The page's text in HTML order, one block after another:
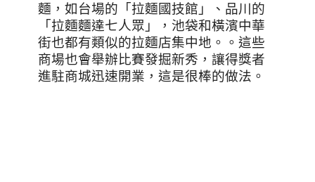
麵，如台場的「拉麵國技館」、品川的
「拉麵麵達七人眾」，池袋和橫濱中華
街也都有類似的拉麵店集中地。。這些
商場也會舉辦比賽發掘新秀，讓得獎者
進駐商城迅速開業，這是很棒的做法。